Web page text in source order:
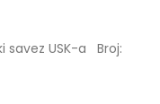
savez USK-a Broj: